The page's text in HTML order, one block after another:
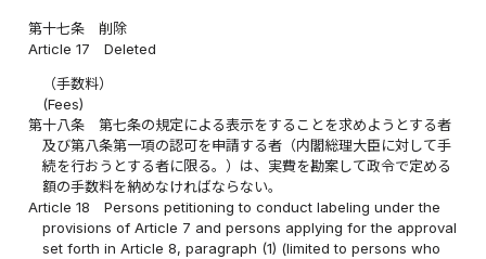
第十七条
削除
Article 17
Deleted
（手数料）
(Fees)
第十八条
第七条の規定による表示をすることを求めようとする者
及び第八条第一項の認可を申請する者（内閣総理大臣に対して手
続を行おうとする者に限る。）は、実費を勘案して政令で定める
額の手数料を納めなければならない。
Article 18
Persons petitioning to conduct labeling under the
provisions of Article 7 and persons applying for the approval
set forth in Article 8, paragraph (1) (limited to persons who